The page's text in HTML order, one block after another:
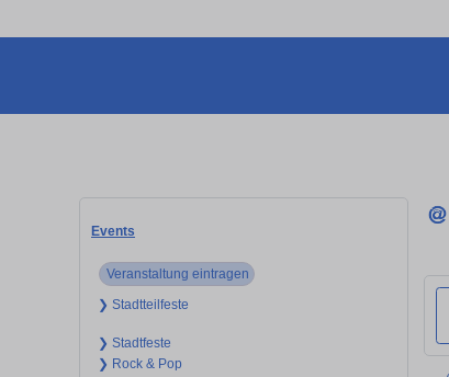
Events
Veranstaltung eintragen
❯ Stadtteilfeste
❯ Stadtfeste
❯ Rock & Pop